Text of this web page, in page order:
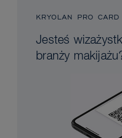
KRYOLAN PRO CARD
Jesteś
branży